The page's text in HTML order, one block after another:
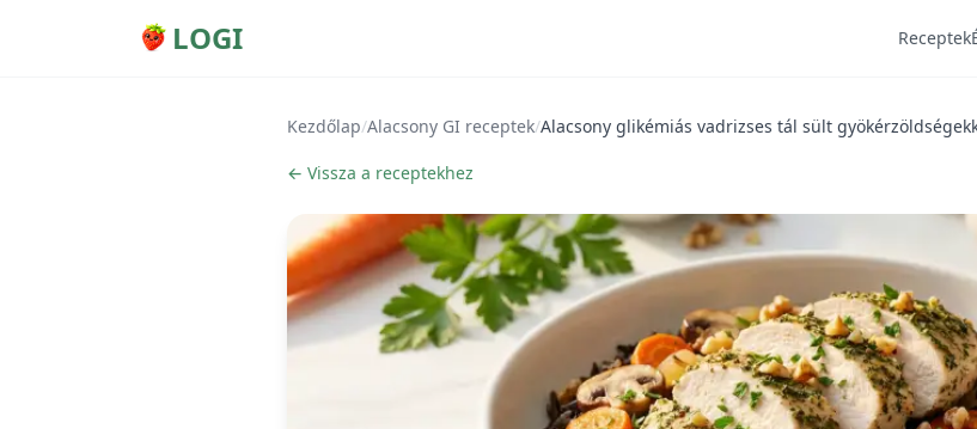
LOGI Receptek
Kezdőlap/Alacsony GI receptek/Alacsony glikémiás vadrizses tál sült
← Vissza a receptekhez